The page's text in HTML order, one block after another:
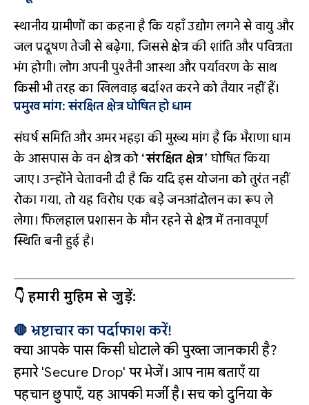
स्थानीय ग्रामीणों का कहना है कि यहाँ उद्योग लगने से वायु और
जल प्रदूषण तेजी से बढ़ेगा, जिससे क्षेत्र की शांति और पवित्रता
भंग होगी। लोग अपनी पुश्तैनी आस्था और पर्यावरण के साथ
किसी भी तरह का खिलवाड़ बर्दाश्त करने को तैयार नहीं हैं।
प्रमुख मांग: संरक्षित क्षेत्र घोषित हो धाम
संघर्ष समिति और अमर भहड़ा की मुख्य मांग है कि भैराणा धाम
के आसपास के वन क्षेत्र को‘संरक्षित क्षेत्र’ घोषित किया
जाए। उन्होंने चेतावनी दी है कि यदि इस योजना को तुरंत नहीं
रोका गया, तो यह विरोध एक बड़े जनआंदोलन का रूप ले
लेगा। फिलहाल प्रशासन के मौन रहने से क्षेत्र में तनावपूर्ण
स्थिति बनी हुई है।
👇 हमारी मुहिम से जुड़ें:
🛑 भ्रष्टाचार का पर्दाफाश करें!
क्या आपके पास किसी घोटाले की पुख्ता जानकारी है?
हमारे 'Secure Drop' पर भेजें। आप नाम बताएँ या
पहचान छुपाएँ, यह आपकी मर्जी है। सच को दुनिया के